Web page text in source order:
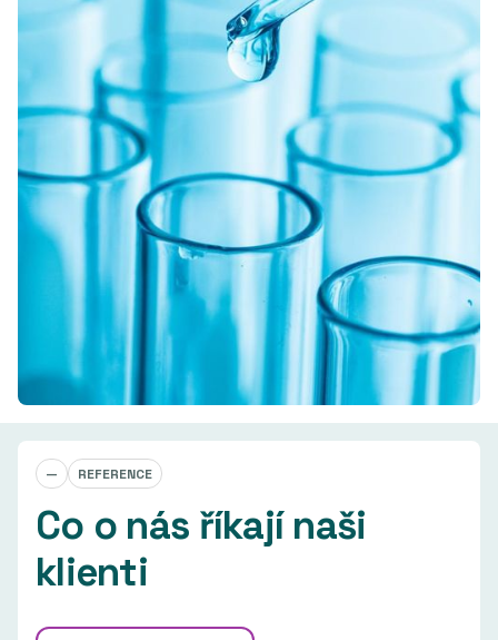
— REFERENCE
Co o nás říkají naši
klienti